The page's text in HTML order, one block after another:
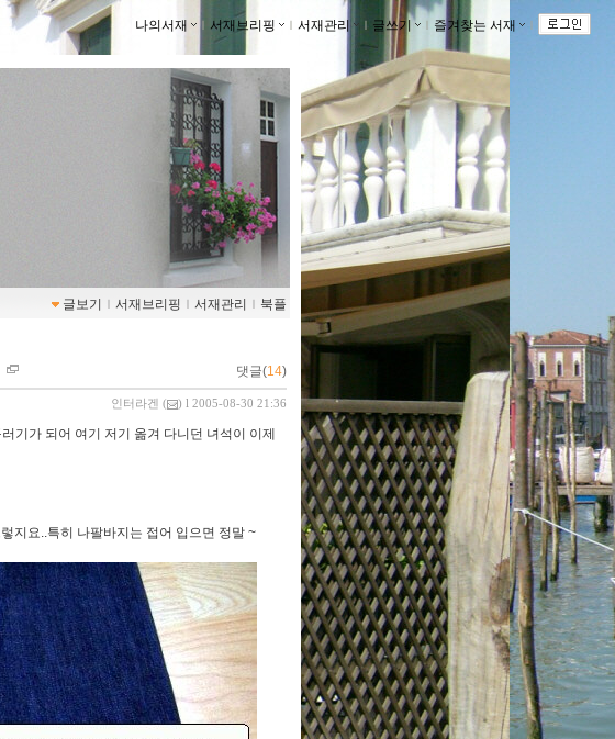
나의서재 ｌ 서재브리핑 ｌ 서재관리 ｌ 글쓰기 즐겨찾는 서재
글보기 ｌ 서재브리핑 ｌ 서재관리 ｌ 북플
댓글(14)
인터라겐 ( ) l 2005-08-30 21:36
기가 되어 여기 저기 옮겨 다니던 녀석이 이제
지요..특히 나팔바지는 접어 입으면 정말 ~